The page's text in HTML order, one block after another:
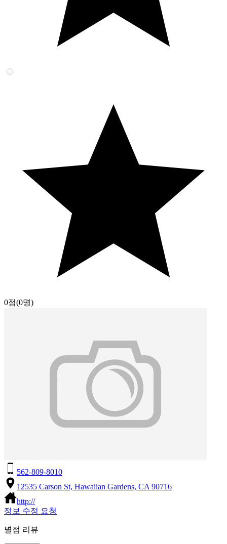
0점(0명)
562-809-8010
12535 Carson St, Hawaiian Gardens, CA 90716
http://
정보 수정 요청
별점 리뷰